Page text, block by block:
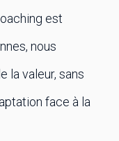
est
nous
la valeur, sans
face à la